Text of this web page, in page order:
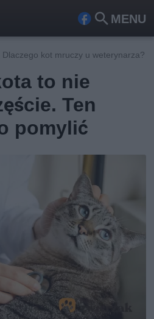
MENU
Fa
ook
Szu
Dlaczego kot mruczy u weterynarza?
to nie
Ten
pomylić